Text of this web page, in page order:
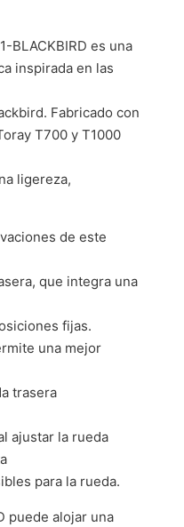
BLACKBIRD es una
inspirada en las
Fabricado con
T700 y T1000
ligereza,
de este
que integra una
fijas.
una mejor
trasera
ajustar la rueda
para la rueda.
puede alojar una